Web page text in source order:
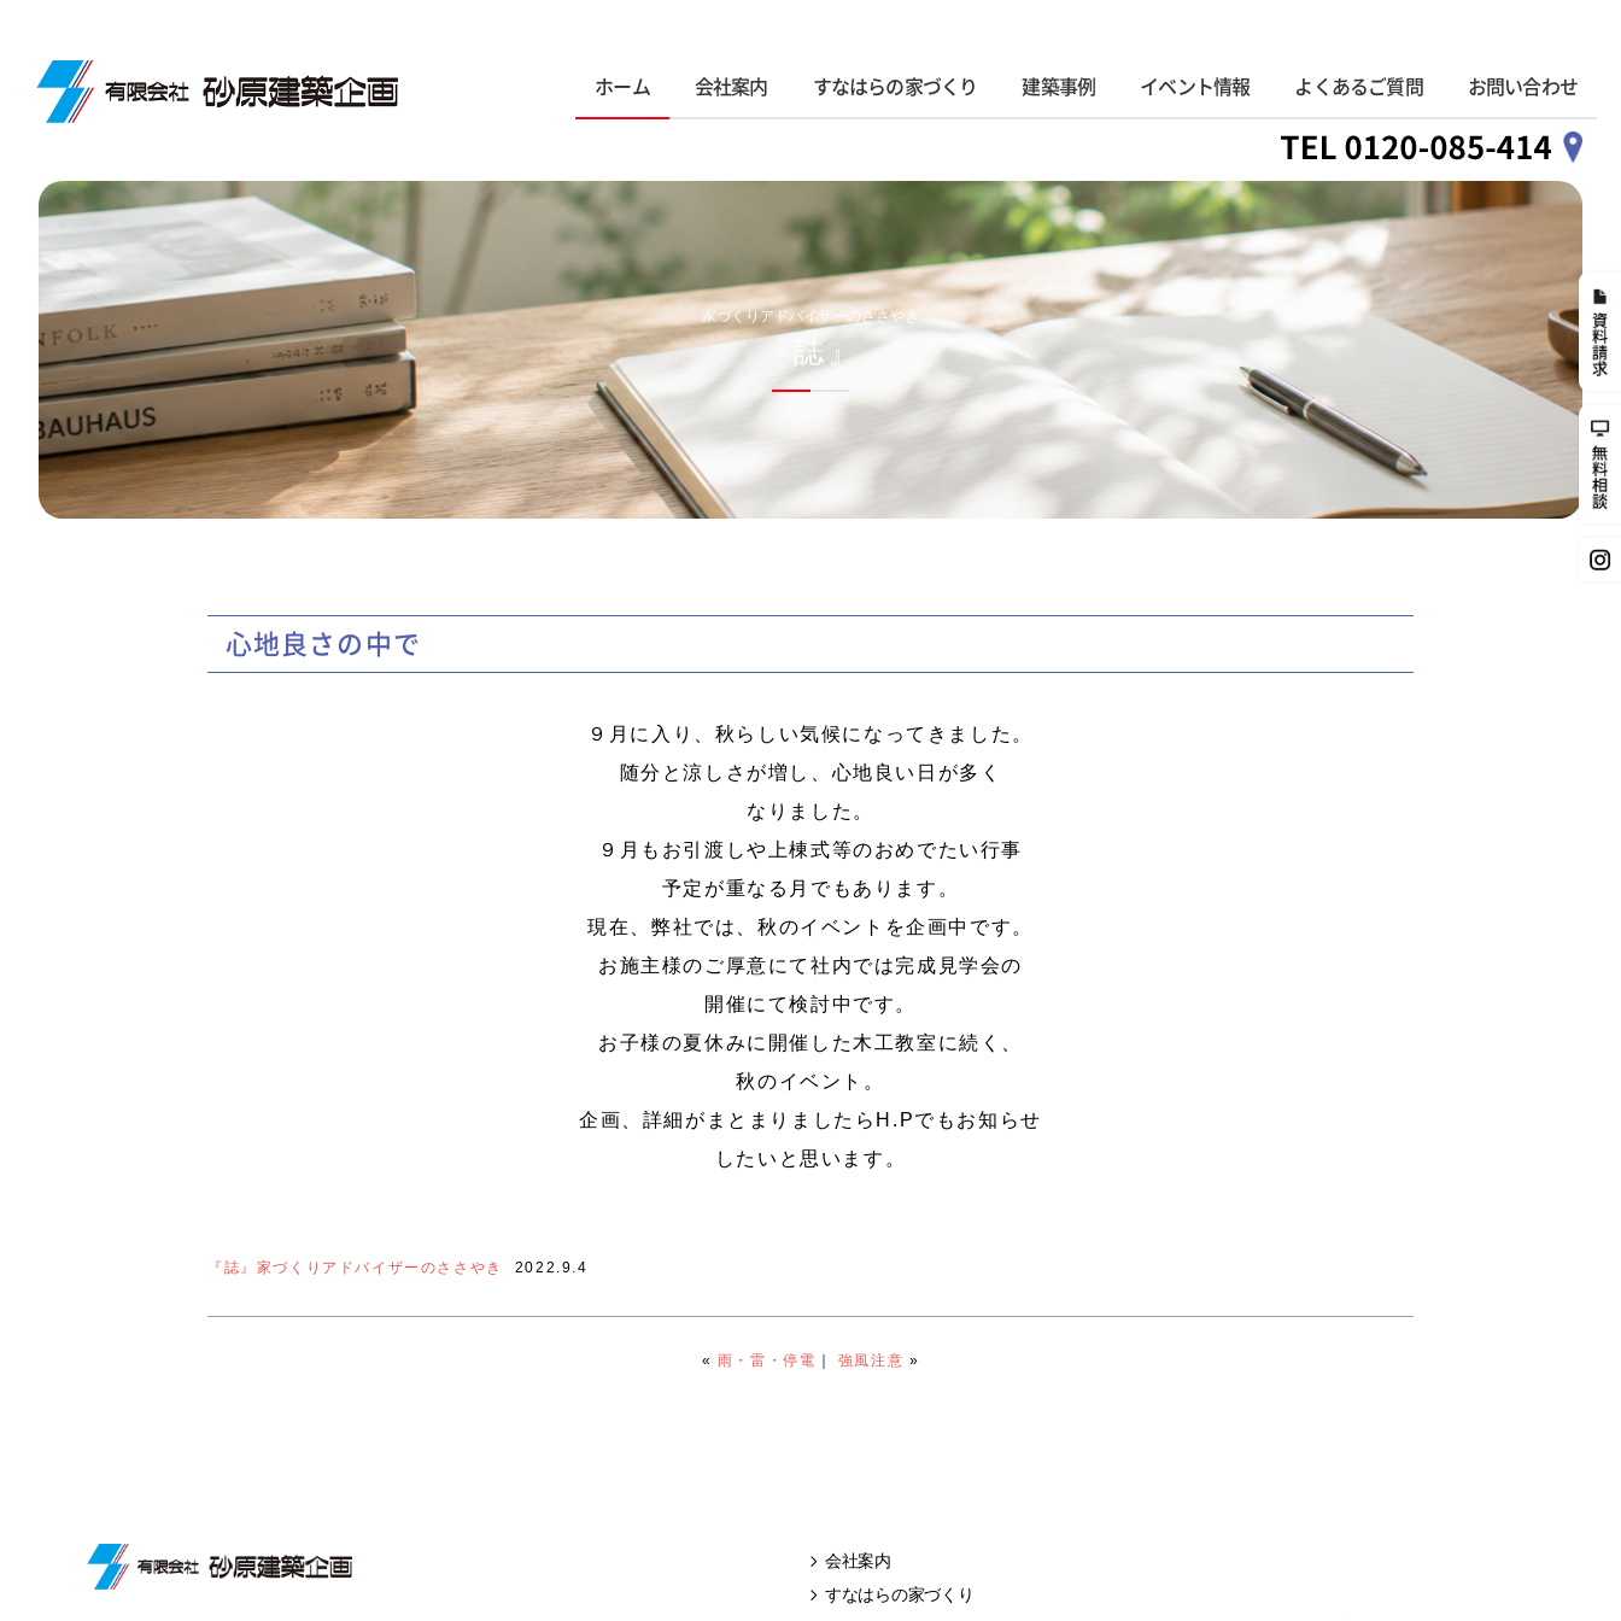
ホーム 会社案内 すなはらの家づくり 建築事例 イベント情報 よくあるご質問 お問い合わせ
家づくりアドバイザーのささやき
『誌』
心地良さの中で
９月に入り、秋らしい気候になってきました。
随分と涼しさが増し、心地良い日が多く
なりました。
９月もお引渡しや上棟式等のおめでたい行事
予定が重なる月でもあります。
現在、弊社では、秋のイベントを企画中です。
お施主様のご厚意にて社内では完成見学会の
開催にて検討中です。
お子様の夏休みに開催した木工教室に続く、
秋のイベント。
企画、詳細がまとまりましたらH.Pでもお知らせ
したいと思います。
『誌』家づくりアドバイザーのささやき 2022.9.4
« 雨・雷・停電 ｜ 強風注意 »
会社案内
すなはらの家づくり